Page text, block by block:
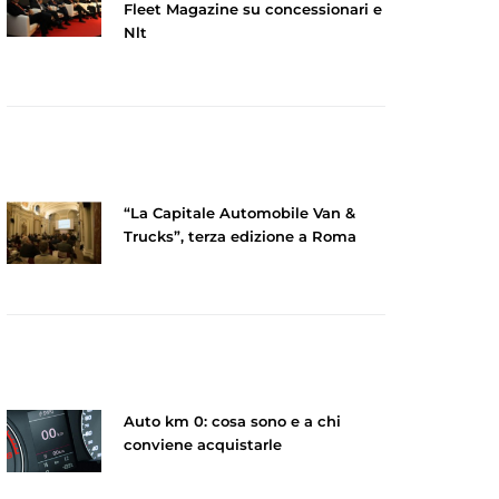
Fleet Magazine su concessionari e
Nlt
“La Capitale Automobile Van &
Trucks”, terza edizione a Roma
Auto km 0: cosa sono e a chi
conviene acquistarle